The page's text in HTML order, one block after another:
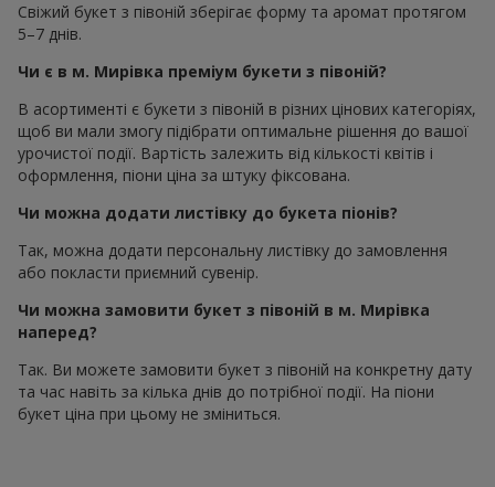
Свіжий букет з півоній зберігає форму та аромат протягом
5–7 днів.
Чи є в м. Мирівка преміум букети з півоній?
В асортименті є букети з півоній в різних цінових категоріях,
щоб ви мали змогу підібрати оптимальне рішення до вашої
урочистої події. Вартість залежить від кількості квітів і
оформлення, піони ціна за штуку фіксована.
Чи можна додати листівку до букета піонів?
Так, можна додати персональну листівку до замовлення
або покласти приємний сувенір.
Чи можна замовити букет з півоній в м. Мирівка
наперед?
Так. Ви можете замовити букет з півоній на конкретну дату
та час навіть за кілька днів до потрібної події. На піони
букет ціна при цьому не зміниться.